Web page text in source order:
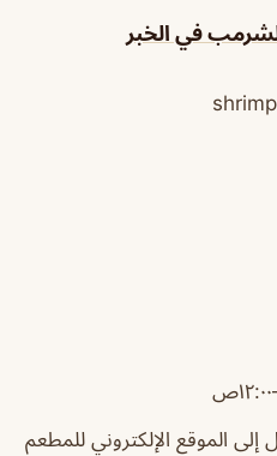
في الخبر
إلى الموقع الإلكتروني للمطعم